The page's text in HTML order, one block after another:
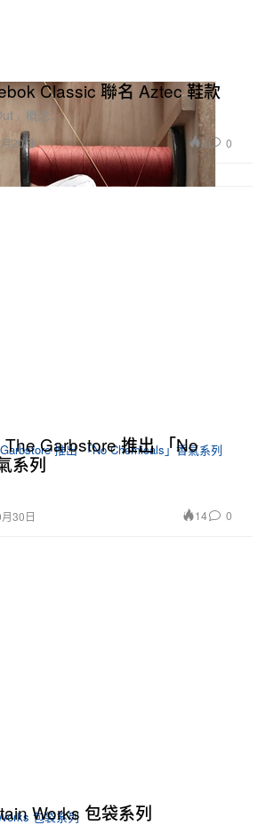
Classic 聯名 Aztec 鞋款
」概念。
20日 3 0
Garbstore 推出 「No
系列
30日 14 0
Works 包袋系列